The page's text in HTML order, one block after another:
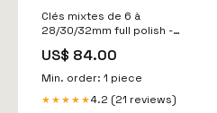
Clés mixtes de 6 à
28/30/32mm full polish -
tournevis
US$ 84.00
Min. order: 1 piece
★★★★★4.2 (21 reviews)